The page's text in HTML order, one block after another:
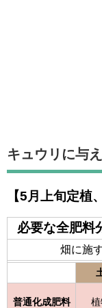
キュウリに与
【5月上旬定植
必要な全肥料
畑に施
普通化成肥料